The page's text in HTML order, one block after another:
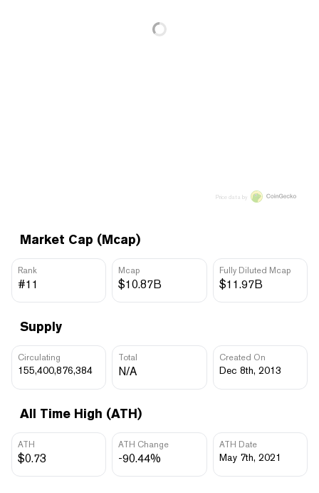
Market Cap (Mcap)
Rank
#11
Mcap
$10.87B
Fully Diluted Mcap
$11.97B
Supply
Circulating
155,400,876,384
Total
N/A
Created On
Dec 8th, 2013
All Time High (ATH)
ATH
$0.73
ATH Change
-90.44%
ATH Date
May 7th, 2021
Price data by